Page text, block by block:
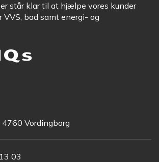
står klar til at hjælpe vores kunder
VVS, bad samt energi- og
Vordingborg
03